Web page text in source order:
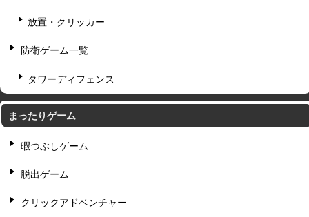
放置・クリッカー
防衛ゲーム一覧
タワーディフェンス
まったりゲーム
暇つぶしゲーム
脱出ゲーム
クリックアドベンチャー